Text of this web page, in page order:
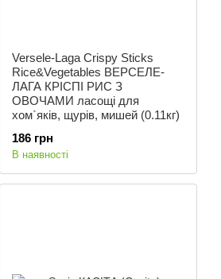
Versele-Laga Crispy Sticks
Rice&Vegetables ВЕРСЕЛЕ-
ЛАГА КРІСПІ РИС З
ОВОЧАМИ ласощі для
хом`яків, щурів, мишей (0.11кг)
186 грн
В наявності